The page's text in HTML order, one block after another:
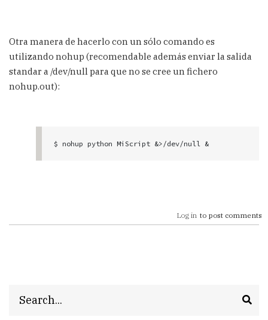
Otra manera de hacerlo con un sólo comando es
utilizando nohup (recomendable además enviar la salida
standar a /dev/null para que no se cree un fichero
nohup.out):
$ nohup python MiScript &>/dev/null &
Log in to post comments